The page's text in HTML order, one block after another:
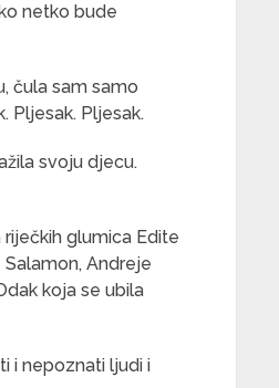
netko bude
čula sam samo
Pljesak. Pljesak.
svoju djecu.
glumica Edite
Andreje
koja se ubila
i nepoznati ljudi i